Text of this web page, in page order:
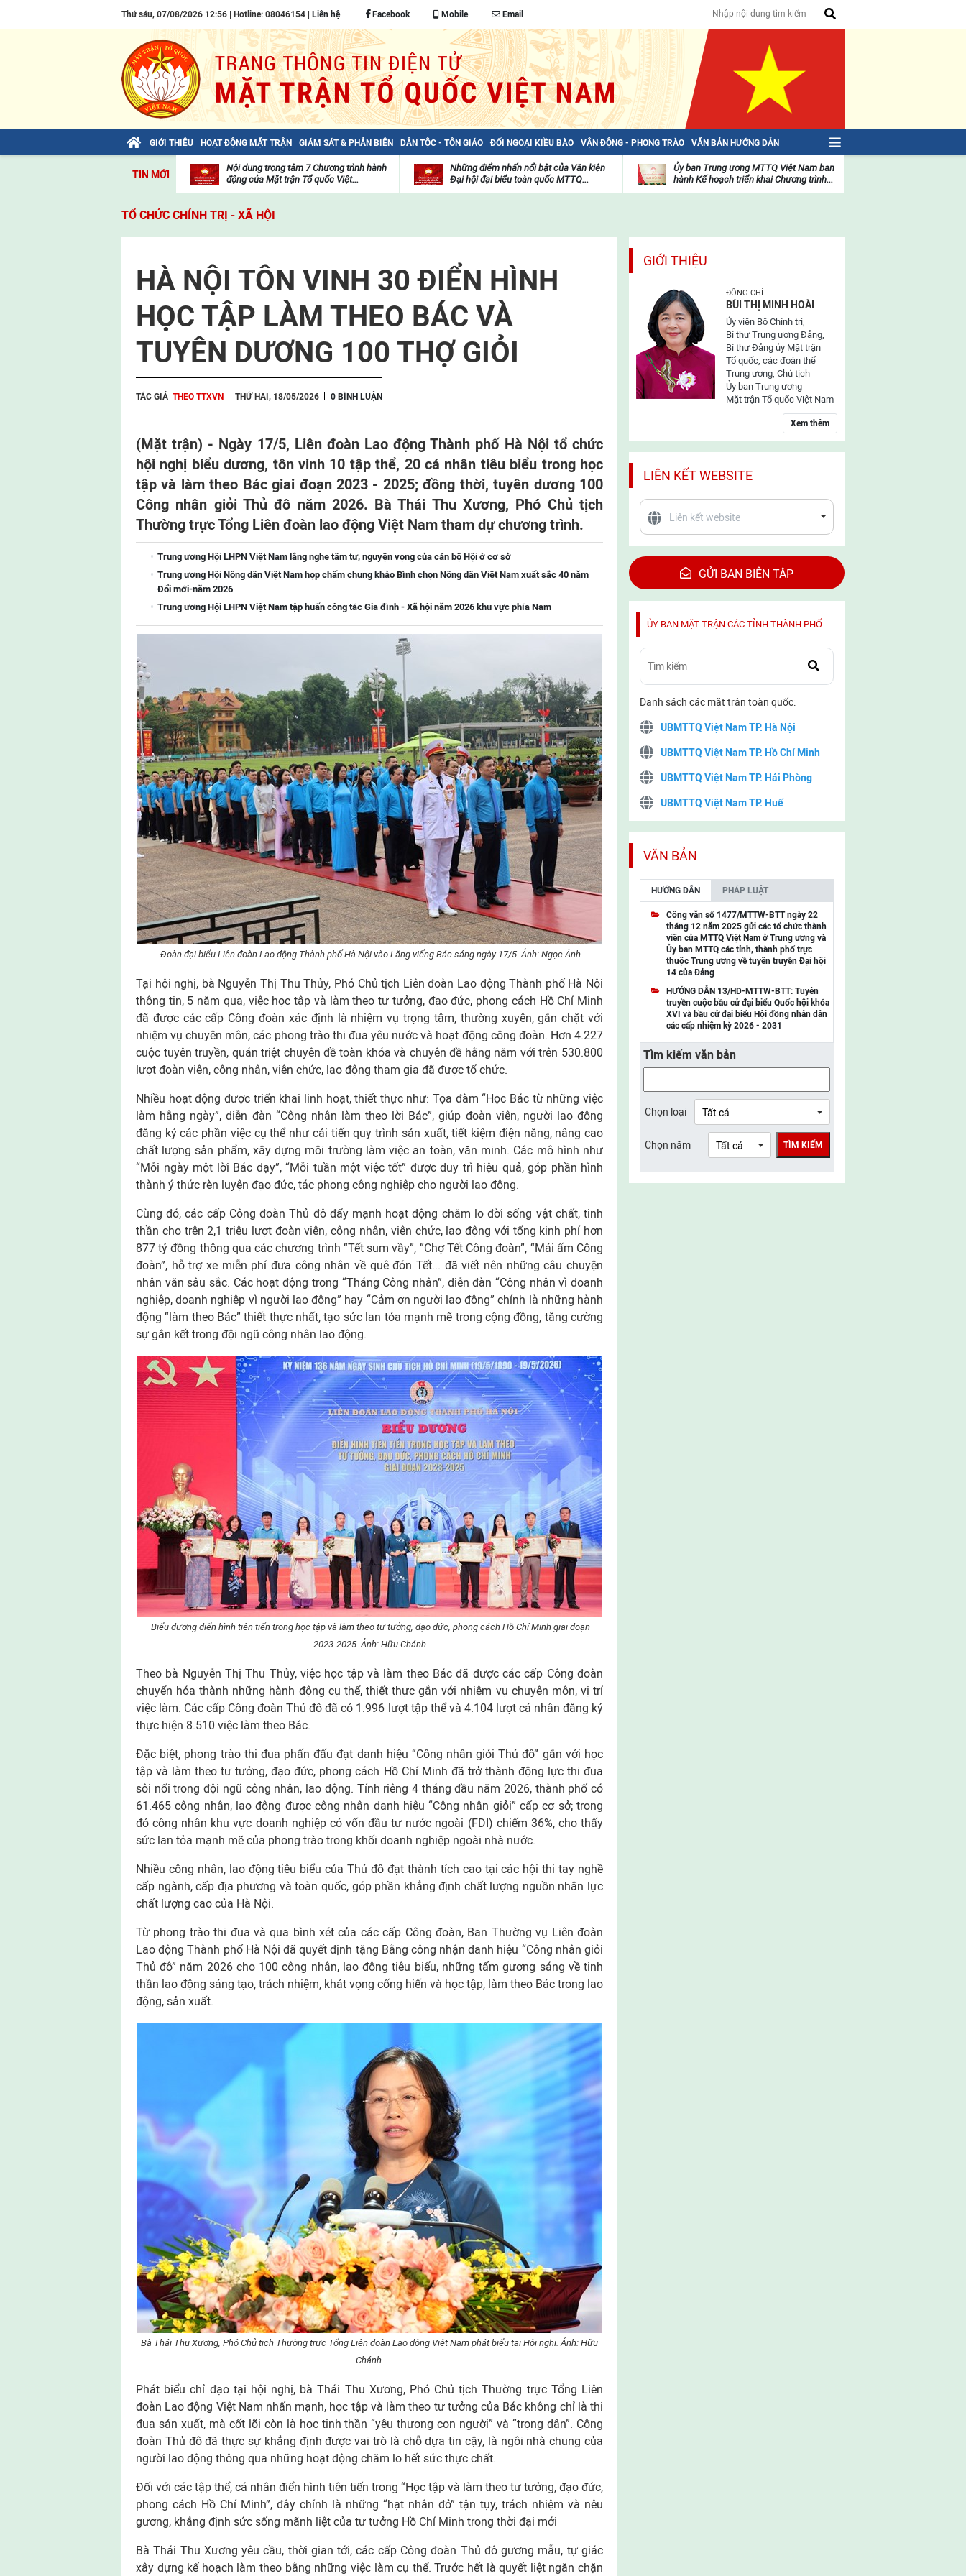
Thứ sáu, 07/08/2026 12:56 | Hotline: 08046154 | Liên hệ Facebook Mobile Email
GIỚI THIỆU HOẠT ĐỘNG MẶT TRẬN GIÁM SÁT & PHẢN BIỆN DÂN TỘC - TÔN GIÁO ĐỐI NGOẠI KIỀU BÀO VẬN ĐỘNG - PHONG TRÀO VĂN BẢN HƯỚNG DẪN
TIN MỚI
Bài viết của Tổng Bí thư Tô Lâm: TIẾN
viện
Nội dung trọng tâm 7 Chương trình hành
động của Mặt trận Tổ quốc Việt...
Những điểm nhấn nổi bật của Văn kiện
Đại hội đại biểu toàn quốc MTTQ...
mặt
trận
Ủy ban Trung ương MTTQ Việt Nam ban
hành Kế hoạch triển khai Chương trình...
TỔ CHỨC CHÍNH TRỊ - XÃ HỘI
HÀ NỘI TÔN VINH 30 ĐIỂN HÌNH
HỌC TẬP LÀM THEO BÁC VÀ
TUYÊN DƯƠNG 100 THỢ GIỎI
TÁC GIẢ THEO TTXVN THỨ HAI, 18/05/2026 0 BÌNH LUẬN
(Mặt trận) - Ngày 17/5, Liên đoàn Lao động Thành phố Hà Nội tổ chức
hội nghị biểu dương, tôn vinh 10 tập thể, 20 cá nhân tiêu biểu trong học
tập và làm theo Bác giai đoạn 2023 - 2025; đồng thời, tuyên dương 100
Công nhân giỏi Thủ đô năm 2026. Bà Thái Thu Xương, Phó Chủ tịch
Thường trực Tổng Liên đoàn lao động Việt Nam tham dự chương trình.
Trung ương Hội LHPN Việt Nam lắng nghe tâm tư, nguyện vọng của cán bộ Hội ở cơ sở
Trung ương Hội Nông dân Việt Nam họp chấm chung khảo Bình chọn Nông dân Việt Nam xuất sắc 40 năm
Đổi mới-năm 2026
Trung ương Hội LHPN Việt Nam tập huấn công tác Gia đình - Xã hội năm 2026 khu vực phía Nam
Đoàn đại biểu Liên đoàn Lao động Thành phố Hà Nội vào Lăng viếng Bác sáng ngày 17/5. Ảnh: Ngọc Ánh
Tại hội nghị, bà Nguyễn Thị Thu Thủy, Phó Chủ tịch Liên đoàn Lao động Thành phố Hà Nội
thông tin, 5 năm qua, việc học tập và làm theo tư tưởng, đạo đức, phong cách Hồ Chí Minh
đã được các cấp Công đoàn xác định là nhiệm vụ trọng tâm, thường xuyên, gắn chặt với
nhiệm vụ chuyên môn, các phong trào thi đua yêu nước và hoạt động công đoàn. Hơn 4.227
cuộc tuyên truyền, quán triệt chuyên đề toàn khóa và chuyên đề hằng năm với trên 530.800
lượt đoàn viên, công nhân, viên chức, lao động tham gia đã được tổ chức.
Nhiều hoạt động được triển khai linh hoạt, thiết thực như: Tọa đàm “Học Bác từ những việc
làm hằng ngày”, diễn đàn “Công nhân làm theo lời Bác”, giúp đoàn viên, người lao động
đăng ký các phần việc cụ thể như cải tiến quy trình sản xuất, tiết kiệm điện năng, nâng cao
chất lượng sản phẩm, xây dựng môi trường làm việc an toàn, văn minh. Các mô hình như
“Mỗi ngày một lời Bác dạy”, “Mỗi tuần một việc tốt” được duy trì hiệu quả, góp phần hình
thành ý thức rèn luyện đạo đức, tác phong công nghiệp cho người lao động.
Cùng đó, các cấp Công đoàn Thủ đô đẩy mạnh hoạt động chăm lo đời sống vật chất, tinh
thần cho trên 2,1 triệu lượt đoàn viên, công nhân, viên chức, lao động với tổng kinh phí hơn
877 tỷ đồng thông qua các chương trình “Tết sum vầy”, “Chợ Tết Công đoàn”, “Mái ấm Công
đoàn”, hỗ trợ xe miễn phí đưa công nhân về quê đón Tết... đã viết nên những câu chuyện
nhân văn sâu sắc. Các hoạt động trong “Tháng Công nhân”, diễn đàn “Công nhân vì doanh
nghiệp, doanh nghiệp vì người lao động” hay “Cảm ơn người lao động” chính là những hành
động “làm theo Bác” thiết thực nhất, tạo sức lan tỏa mạnh mẽ trong cộng đồng, tăng cường
sự gắn kết trong đội ngũ công nhân lao động.
Biểu dương điển hình tiên tiến trong học tập và làm theo tư tưởng, đạo đức, phong cách Hồ Chí Minh giai đoạn
2023-2025. Ảnh: Hữu Chánh
Theo bà Nguyễn Thị Thu Thủy, việc học tập và làm theo Bác đã được các cấp Công đoàn
chuyển hóa thành những hành động cụ thể, thiết thực gắn với nhiệm vụ chuyên môn, vị trí
việc làm. Các cấp Công đoàn Thủ đô đã có 1.996 lượt tập thể và 4.104 lượt cá nhân đăng ký
thực hiện 8.510 việc làm theo Bác.
Đặc biệt, phong trào thi đua phấn đấu đạt danh hiệu “Công nhân giỏi Thủ đô” gắn với học
tập và làm theo tư tưởng, đạo đức, phong cách Hồ Chí Minh đã trở thành động lực thi đua
sôi nổi trong đội ngũ công nhân, lao động. Tính riêng 4 tháng đầu năm 2026, thành phố có
61.465 công nhân, lao động được công nhận danh hiệu “Công nhân giỏi” cấp cơ sở; trong
đó công nhân khu vực doanh nghiệp có vốn đầu tư nước ngoài (FDI) chiếm 36%, cho thấy
sức lan tỏa mạnh mẽ của phong trào trong khối doanh nghiệp ngoài nhà nước.
Nhiều công nhân, lao động tiêu biểu của Thủ đô đạt thành tích cao tại các hội thi tay nghề
cấp ngành, cấp địa phương và toàn quốc, góp phần khẳng định chất lượng nguồn nhân lực
chất lượng cao của Hà Nội.
Từ phong trào thi đua và qua bình xét của các cấp Công đoàn, Ban Thường vụ Liên đoàn
Lao động Thành phố Hà Nội đã quyết định tặng Bằng công nhận danh hiệu “Công nhân giỏi
Thủ đô” năm 2026 cho 100 công nhân, lao động tiêu biểu, những tấm gương sáng về tinh
thần lao động sáng tạo, trách nhiệm, khát vọng cống hiến và học tập, làm theo Bác trong lao
động, sản xuất.
Bà Thái Thu Xương, Phó Chủ tịch Thường trực Tổng Liên đoàn Lao động Việt Nam phát biểu tại Hội nghị. Ảnh: Hữu
Chánh
Phát biểu chỉ đạo tại hội nghị, bà Thái Thu Xương, Phó Chủ tịch Thường trực Tổng Liên
đoàn Lao động Việt Nam nhấn mạnh, học tập và làm theo tư tưởng của Bác không chỉ là thi
đua sản xuất, mà cốt lõi còn là học tinh thần “yêu thương con người” và “trọng dân”. Công
đoàn Thủ đô đã thực sự khẳng định được vai trò là chỗ dựa tin cậy, là ngôi nhà chung của
người lao động thông qua những hoạt động chăm lo hết sức thực chất.
Đối với các tập thể, cá nhân điển hình tiên tiến trong “Học tập và làm theo tư tưởng, đạo đức,
phong cách Hồ Chí Minh”, đây chính là những “hạt nhân đỏ” tận tụy, trách nhiệm và nêu
gương, khẳng định sức sống mãnh liệt của tư tưởng Hồ Chí Minh trong thời đại mới
Bà Thái Thu Xương yêu cầu, thời gian tới, các cấp Công đoàn Thủ đô gương mẫu, tự giác
xây dựng kế hoạch làm theo bằng những việc làm cụ thể. Trước hết là quyết liệt ngăn chặn
GIỚI THIỆU
ĐỒNG CHÍ
BÙI THỊ MINH HOÀI
Ủy viên Bộ Chính trị,
Bí thư Trung ương Đảng,
Bí thư Đảng ủy Mặt trận
Tổ quốc, các đoàn thể
Trung ương, Chủ tịch
Ủy ban Trung ương
Mặt trận Tổ quốc Việt Nam
Xem thêm
LIÊN KẾT WEBSITE
GỬI BAN BIÊN TẬP
ỦY BAN MẶT TRẬN CÁC TỈNH THÀNH PHỐ
Danh sách các mặt trận toàn quốc:
UBMTTQ Việt Nam TP. Hà Nội
UBMTTQ Việt Nam TP. Hồ Chí Minh
UBMTTQ Việt Nam TP. Hải Phòng
UBMTTQ Việt Nam TP. Huế
UBMTTQ Việt Nam TP. Cần Thơ
UBMTTQ Việt Nam tỉnh Quảng Ninh
UBMTTQ Việt Nam tỉnh Cao Bằng
UBMTTQ Việt Nam tỉnh Lạng Sơn
UBMTTQ Việt Nam tỉnh Lai Châu
UBMTTQ Việt Nam tỉnh Điện Biên
UBMTTQ Việt Nam tỉnh Sơn La
UBMTTQ Việt Nam tỉnh Thanh Hóa
UBMTTQ Việt Nam tỉnh Nghệ An
UBMTTQ Việt Nam tỉnh Lào Cai
UBMTTQ Việt Nam tỉnh Thái Nguyên
VĂN BẢN
HƯỚNG DẪN PHÁP LUẬT
Công văn số 1477/MTTW-BTT ngày 22
tháng 12 năm 2025 gửi các tổ chức thành
viên của MTTQ Việt Nam ở Trung ương và
Ủy ban MTTQ các tỉnh, thành phố trực
thuộc Trung ương về tuyên truyền Đại hội
14 của Đảng
HƯỚNG DẪN 13/HD-MTTW-BTT: Tuyên
truyền cuộc bầu cử đại biểu Quốc hội khóa
XVI và bầu cử đại biểu Hội đồng nhân dân
các cấp nhiệm kỳ 2026 - 2031
Tìm kiếm văn bản
Chọn loại
Chọn năm TÌM KIẾM